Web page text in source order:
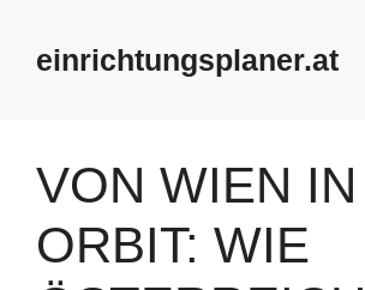
springeneinrichtungsplaner.at
VON WIEN
ORBIT: WIE